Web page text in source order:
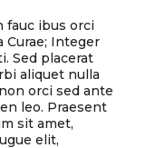
fauc ibus orci
Curae; Integer
Sed placerat
aliquet nulla
orci sed ante
leo. Praesent
sit amet,
elit,